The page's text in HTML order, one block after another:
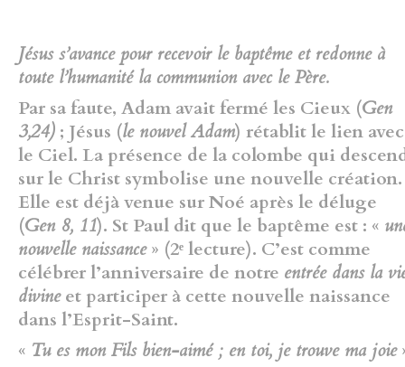
Jésus s’avance pour recevoir le baptême et redonne à
toute l’humanité la communion avec le Père.
Par sa faute, Adam avait fermé les Cieux (Gen
3,24) ; Jésus (le nouvel Adam) rétablit le lien avec
le Ciel. La présence de la colombe qui
sur le Christ symbolise une nouvelle création.
Elle est déjà venue sur Noé après le déluge
(Gen 8, 11). St Paul dit que le baptême est : «
nouvelle naissance» (2ᵉ lecture). C’est comme
célébrer l’anniversaire de notre entrée dans la
divineet participer à cette nouvelle naissance
dans l’Esprit-Saint.
« Tu es mon Fils bien-aimé ; en toi, je trouve ma joie